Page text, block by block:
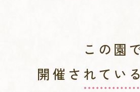
この園
開催されてい